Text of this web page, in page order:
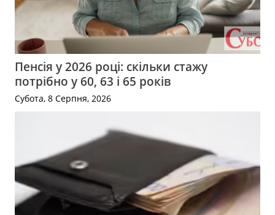
Пенсія у 2026 році: скільки стажу
потрібно у 60, 63 і 65 років
Субота, 8 Серпня, 2026